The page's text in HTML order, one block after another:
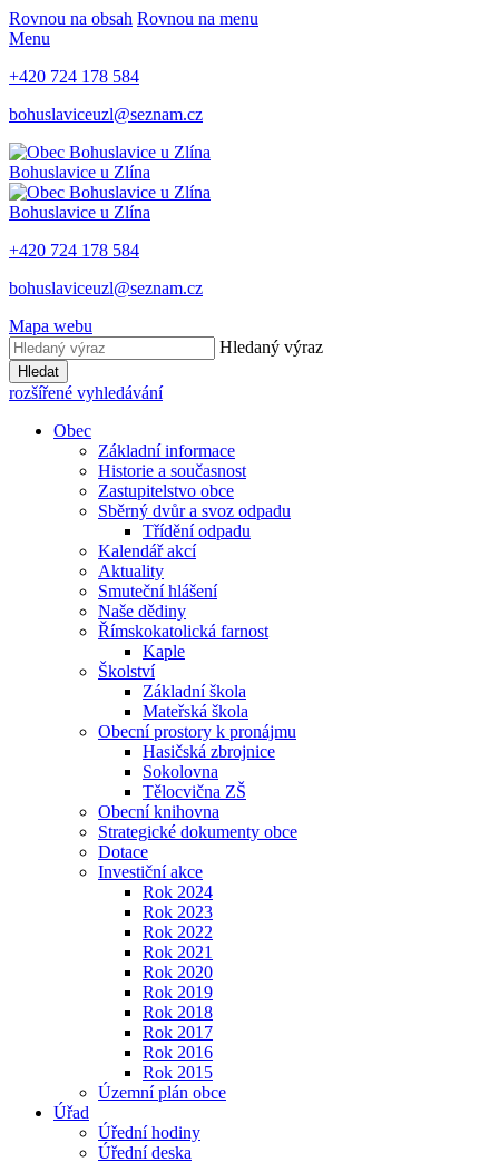
Rovnou na obsah Rovnou na menu
Menu
+420 724 178 584
bohuslaviceuzl@seznam.cz
Bohuslavice u Zlína
Bohuslavice u Zlína
+420 724 178 584
bohuslaviceuzl@seznam.cz
Mapa webu
Hledaný výraz
Hledat
rozšířené vyhledávání
Obec
Základní informace
Historie a současnost
Zastupitelstvo obce
Sběrný dvůr a svoz odpadu
Třídění odpadu
Kalendář akcí
Aktuality
Smuteční hlášení
Naše dědiny
Římskokatolická farnost
Kaple
Školství
Základní škola
Mateřská škola
Obecní prostory k pronájmu
Hasičská zbrojnice
Sokolovna
Tělocvična ZŠ
Obecní knihovna
Strategické dokumenty obce
Dotace
Investiční akce
Rok 2024
Rok 2023
Rok 2022
Rok 2021
Rok 2020
Rok 2019
Rok 2018
Rok 2017
Rok 2016
Rok 2015
Územní plán obce
Úřad
Úřední hodiny
Úřední deska